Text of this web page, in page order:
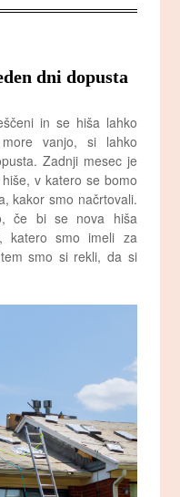
dni dopusta
in se hiša lahko
vanjo, si lahko
Zadnji mesec je
v katero se bomo
kakor smo načrtovali.
če bi se nova hiša
katero smo imeli za
smo si rekli, da si